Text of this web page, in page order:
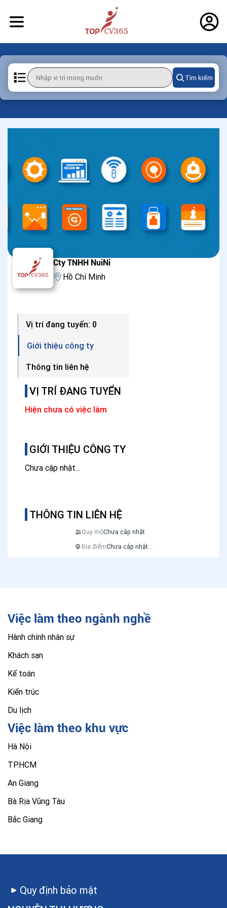
Tìm kiếm
Cty TNHH NuiNi
Hồ Chí Minh
VỊ TRÍ ĐANG TUYỂN
Hiện chưa có việc làm
GIỚI THIỆU CÔNG TY
Chưa cập nhật...
THÔNG TIN LIÊN HỆ
Quy môChưa cập nhật
Địa điểmChưa cập nhật...
Vị trí đang tuyển: 0
Giới thiệu công ty
Thông tin liên hệ
Việc làm theo ngành nghề
Hành chính nhân sự
Khách sạn
Kế toán
Kiến trúc
Du lịch
Việc làm theo khu vực
Hà Nội
TP.HCM
An Giang
Bà Rịa Vũng Tàu
Bắc Giang
Quy định bảo mật